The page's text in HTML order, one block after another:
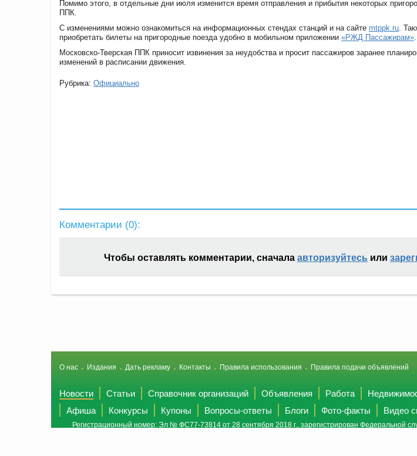
Помимо этого, в отдельные дни июля изменится время отправления и прибытия некоторых
ППК.
С изменениями можно ознакомиться на информационных стендах станций и на сайте mtppk.ru .
приобретать билеты на пригородные поезда удобно в мобильном приложении «РЖД Пассажирам»
Московско-Тверская ППК приносит извинения за неудобства и просит пассажиров заранее
изменений в расписании движения.
Рубрика: Официально
Комментарии (0):
Чтобы оставлять комментарии, сначала авторизуйтесь или
О нас Издания Дать рекламу Контакты Правила использования Правила подачи объявлений
Новости Статьи Справочник организаций Объявления Работа
Афиша
Конкурсы Купоны Вопросы-ответы Блоги Фото-факты Видео
Регистрационный номер: Эл № ФС77-73814 от 28 сентября 2018 г., зарегистрирован Федеральной